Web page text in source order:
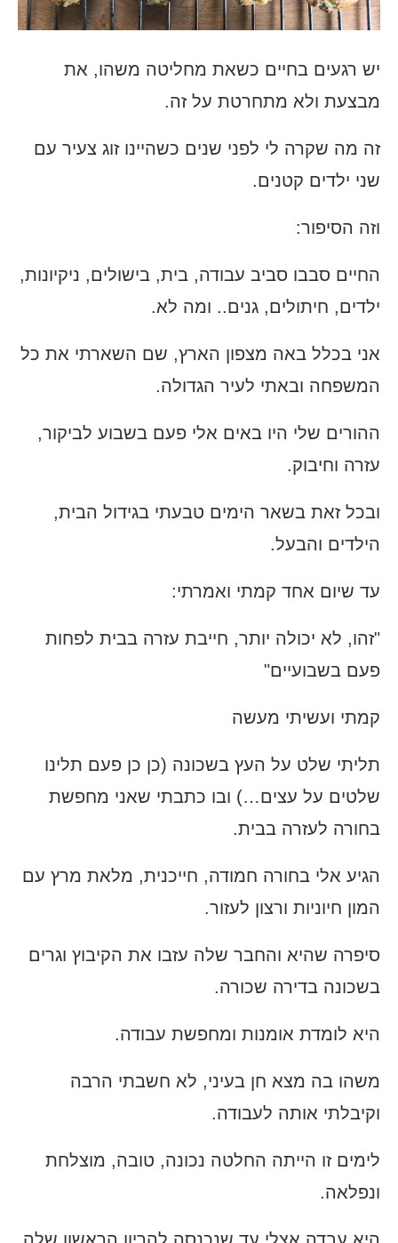
יש רגעים בחיים כשאת מחליטה משהו, את
מבצעת ולא מתחרטת על זה.
זה מה שקרה לי לפני שנים כשהיינו זוג צעיר עם
שני ילדים קטנים.
וזה הסיפור:
החיים סבבו סביב עבודה, בית, בישולים, ניקיונות,
ילדים, חיתולים, גנים.. ומה לא.
אני בכלל באה מצפון הארץ, שם השארתי את כל
המשפחה ובאתי לעיר הגדולה.
ההורים שלי היו באים אלי פעם בשבוע לביקור,
עזרה וחיבוק.
ובכל זאת בשאר הימים טבעתי בגידול הבית,
הילדים והבעל.
עד שיום אחד קמתי ואמרתי:
"זהו, לא יכולה יותר, חייבת עזרה בבית לפחות
פעם בשבועיים"
קמתי ועשיתי מעשה
תליתי שלט על העץ בשכונה (כן כן פעם תלינו
שלטים על עצים…) ובו כתבתי שאני מחפשת
בחורה לעזרה בבית.
הגיע אלי בחורה חמודה, חייכנית, מלאת מרץ עם
המון חיוניות ורצון לעזור.
סיפרה שהיא והחבר שלה עזבו את הקיבוץ וגרים
בשכונה בדירה שכורה.
היא לומדת אומנות ומחפשת עבודה.
משהו בה מצא חן בעיני, לא חשבתי הרבה
וקיבלתי אותה לעבודה.
לימים זו הייתה החלטה נכונה, טובה, מוצלחת
ונפלאה.